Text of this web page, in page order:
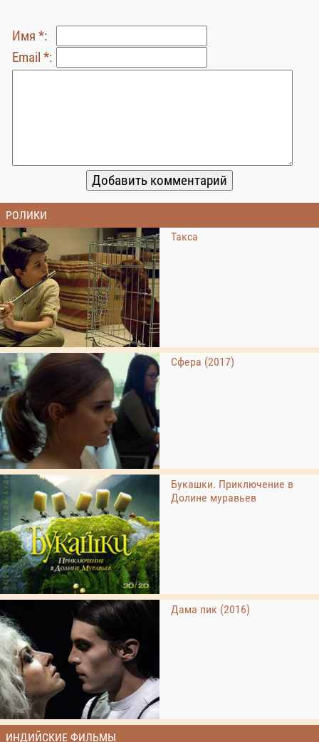
Имя *:
Email *:
РОЛИКИ
Такса
Сфера (2017)
Букашки. Приключение в
Долине муравьев
Дама пик (2016)
ИНДИЙСКИЕ ФИЛЬМЫ